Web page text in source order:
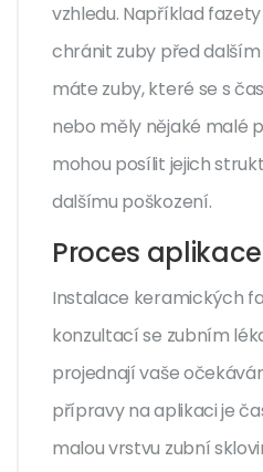
vzhledu. Například
chránit zuby před
máte zuby, které se s
nebo měly nějaké malé
mohou posílit jejich
dalšímu poškození.
Proces aplikace
Instalace keramických
konzultací se zubním
projednají vaše
přípravy na aplikaci je
malou vrstvu zubní